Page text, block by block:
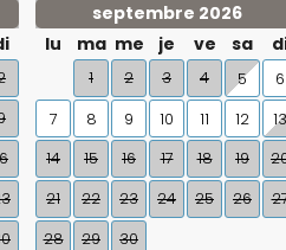
septembre 2026
lu
ma me je ve sa
1 2 3 4 5
6
7
8 9 10 11 12
13
14
15 16 17 18 19
21
22 23 24 25 26
28
29 30